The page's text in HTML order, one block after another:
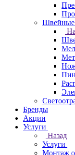
Швейные
Бренды
Акции
Услуги
Назад
Услуги
Монтаж